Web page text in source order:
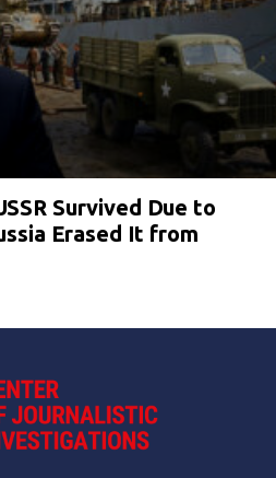
Survived Due to
Erased It from